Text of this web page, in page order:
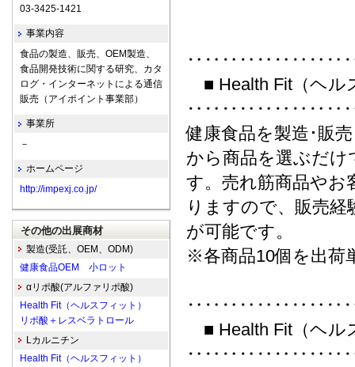
■ Health Fit（ヘル
健康食品を製造･販
から商品を選ぶだ
す。売れ筋商品やお
りますので、販売
が可能です。
※各商品10個を出荷
■ Health Fit（ヘル
03-3425-1421
事業内容
食品の製造、販売、OEM製造、
食品開発技術に関する研究、カタ
ログ・インターネットによる通信
販売（アイポイント事業部）
事業所
－
ホームページ
http://impexj.co.jp/
その他の出展商材
製造(受託、OEM、ODM)
健康食品OEM 小ロット
αリポ酸(アルファリポ酸)
Health Fit（ヘルスフィット）
リポ酸＋レスベラトロール
Lカルニチン
Health Fit（ヘルスフィット）